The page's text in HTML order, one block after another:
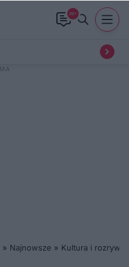
99+
» Najnowsze » Kultura i rozrywka